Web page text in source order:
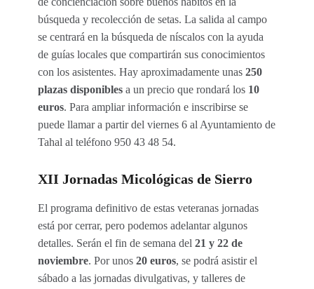
búsqueda y recolección de setas. La salida al campo
se centrará en la búsqueda de níscalos con la ayuda
de guías locales que compartirán sus conocimientos
con los asistentes. Hay aproximadamente unas 250
plazas disponibles a un precio que rondará los 10
euros. Para ampliar información e inscribirse se
puede llamar a partir del viernes 6 al Ayuntamiento de
Tahal al teléfono 950 43 48 54.
XII Jornadas Micológicas de Sierro
El programa definitivo de estas veteranas jornadas
está por cerrar, pero podemos adelantar algunos
detalles. Serán el fin de semana del 21 y 22 de
noviembre. Por unos 20 euros, se podrá asistir el
sábado a las jornadas divulgativas, y talleres de